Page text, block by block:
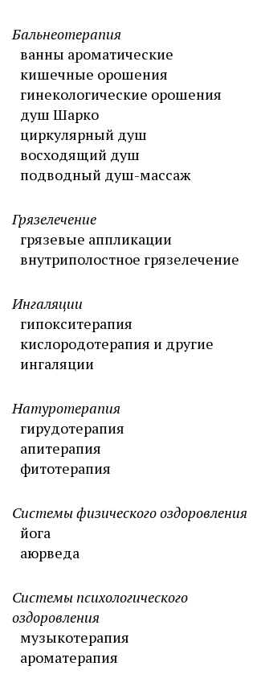
Бальнеотерапия
ванны ароматические
кишечные орошения
гинекологические орошения
душ Шарко
циркулярный душ
восходящий душ
подводный душ-массаж
Грязелечение
грязевые аппликации
внутриполостное грязелечение
Ингаляции
гипокситерапия
кислородотерапия и другие
ингаляции
Натуротерапия
гирудотерапия
апитерапия
фитотерапия
Системы физического оздоровления
йога
аюрведа
Системы психологического
оздоровления
музыкотерапия
ароматерапия